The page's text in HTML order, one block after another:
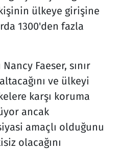
ülkeye girişine
1300'den fazla
Faeser, sınır
ve ülkeyi
karşı koruma
ancak
amaçlı olduğunu
olacağını